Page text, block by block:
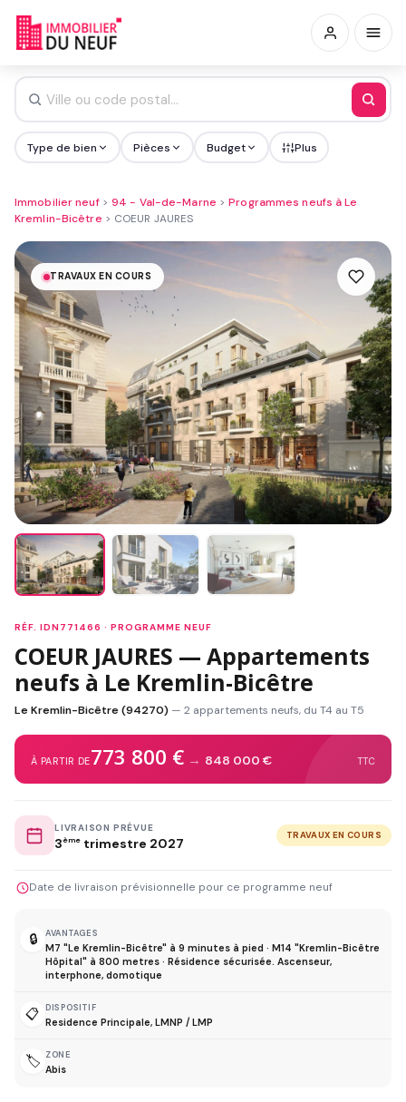
Type de bien Pièces Budget Plus
Immobilier neuf> 94 - Val-de-Marne >Programmes neufs à Le
Kremlin-Bicêtre > COEUR JAURES
TRAVAUX EN COURS
RÉF. IDN771466 · PROGRAMME NEUF
COEUR JAURES — Appartements
neufs à Le Kremlin-Bicêtre
Le Kremlin-Bicêtre (94270) — 2 appartements neufs, du T4 au T5
À PARTIR DE773 800 € → 848 000 € TTC
LIVRAISON PRÉVUE
3ème trimestre 2027 TRAVAUX EN COURS
Date de livraison prévisionnelle pour ce programme neuf
🔒 AVANTAGES
M7 "Le Kremlin-Bicêtre" à 9 minutes à pied · M14 "Kremlin-Bicêtre
Hôpital" à 800 metres · Résidence sécurisée. Ascenseur,
interphone, domotique
📋 DISPOSITIF
Residence Principale, LMNP / LMP
🏷️ ZONE
Abis